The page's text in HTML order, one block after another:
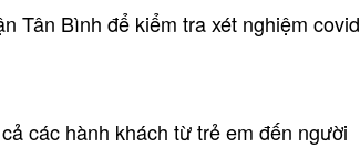
Tân Bình để kiểm tra xét nghiệm covid
các hành khách từ trẻ em đến người